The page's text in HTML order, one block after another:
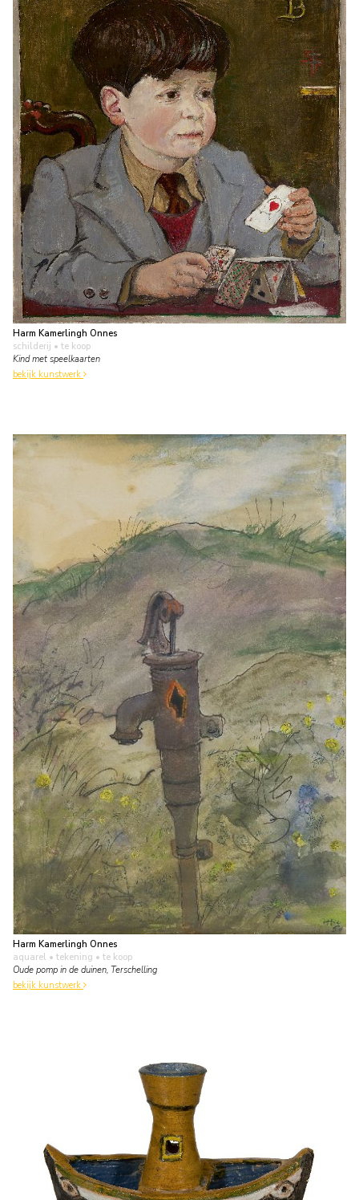
Harm Kamerlingh Onnes
schilderij • te koop
Kind met speelkaarten
bekijk kunstwerk
Harm Kamerlingh Onnes
aquarel • tekening • te koop
Oude pomp in de duinen, Terschelling
bekijk kunstwerk